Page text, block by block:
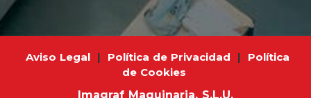
Aviso Legal | Política de Privacidad |
Política
de Cookies
Imagraf Maquinaria, S.L.U.